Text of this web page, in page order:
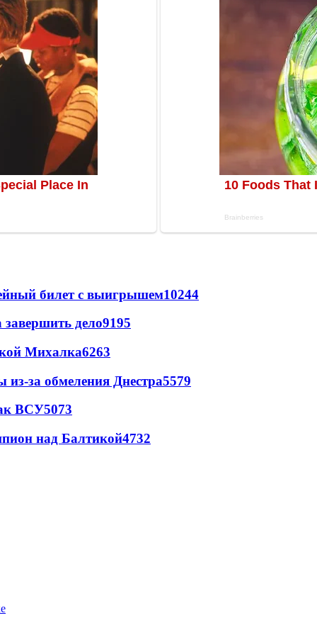
билет с выигрышем10244
дело9195
Михалка6263
из-за обмеления Днестра5579
ВСУ5073
над Балтикой4732